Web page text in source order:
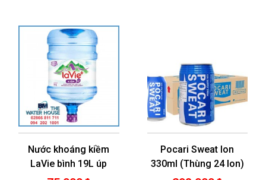
Nước khoáng kiềm
LaVie bình 19L úp
Pocari Sweat lon
330ml (Thùng 24 lon)